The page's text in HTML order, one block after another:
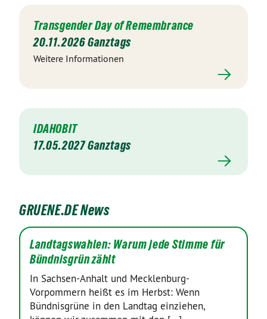
Transgender Day of Remembrance
20.11.2026 Ganztags
Weitere Informationen
IDAHOBIT
17.05.2027 Ganztags
GRUENE.DE News
Landtagswahlen: Warum jede Stimme für
Bündnisgrün zählt
In Sachsen-Anhalt und Mecklenburg-
Vorpommern heißt es im Herbst: Wenn
Bündnisgrüne in den Landtag einziehen,